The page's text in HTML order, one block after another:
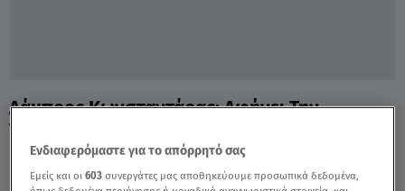
Λάμπρος Κωνσταντάρας: Αφήνει Την
Τσολάκη Για Τη Σκορδά; - Video
Ενδιαφερόμαστε για το απόρρητό σας
Εμείς και οι603 συνεργάτες μας αποθηκεύουμε προσωπικά δεδομένα,